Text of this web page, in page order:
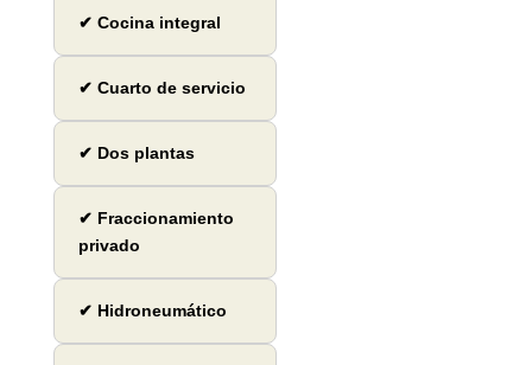
✔ Cocina integral
✔ Cuarto de servicio
✔ Dos plantas
✔ Fraccionamiento
privado
✔ Hidroneumático